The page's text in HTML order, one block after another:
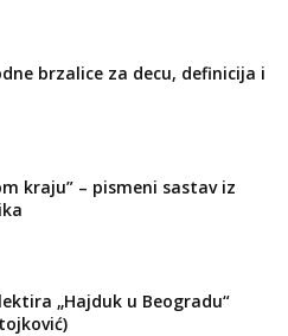
brzalice za decu, definicija i
kraju” – pismeni sastav iz
„Hajduk u Beogradu“